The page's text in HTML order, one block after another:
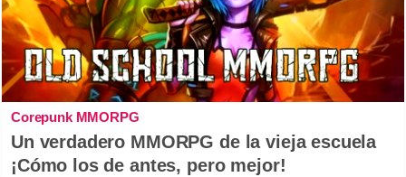
Corepunk MMORPG
Un verdadero MMORPG de la vieja escuela
¡Cómo los de antes, pero mejor!